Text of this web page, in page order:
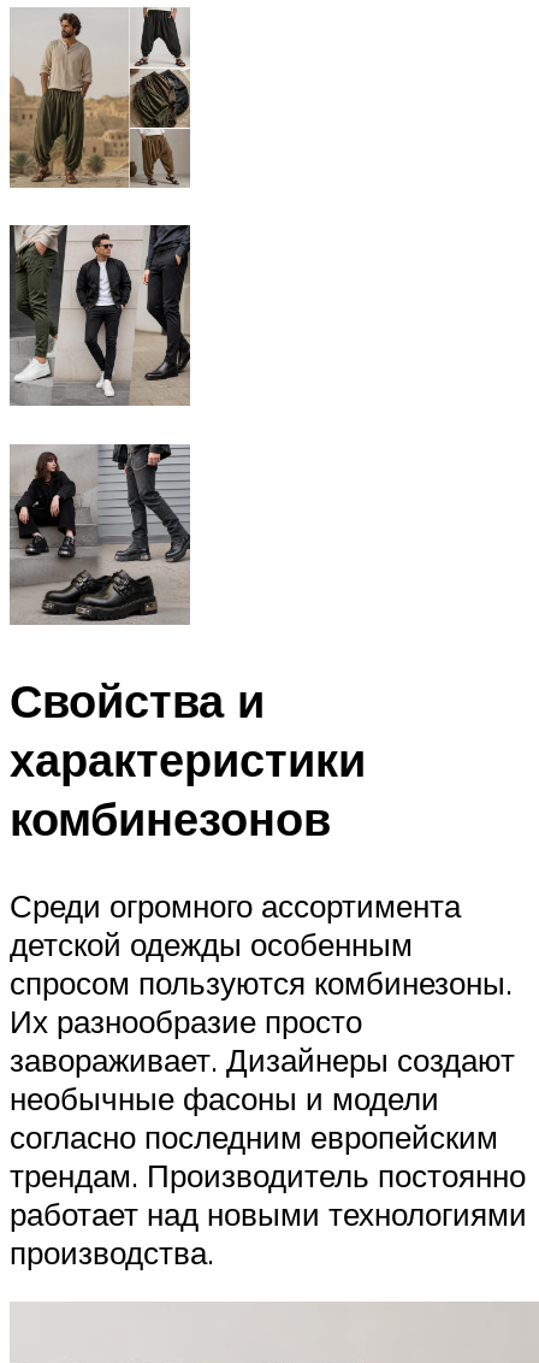
Свойства и
характеристики
комбинезонов
Среди огромного ассортимента
детской одежды особенным
спросом пользуются комбинезоны.
Их разнообразие просто
завораживает. Дизайнеры создают
необычные фасоны и модели
согласно последним европейским
трендам. Производитель постоянно
работает над новыми технологиями
производства.